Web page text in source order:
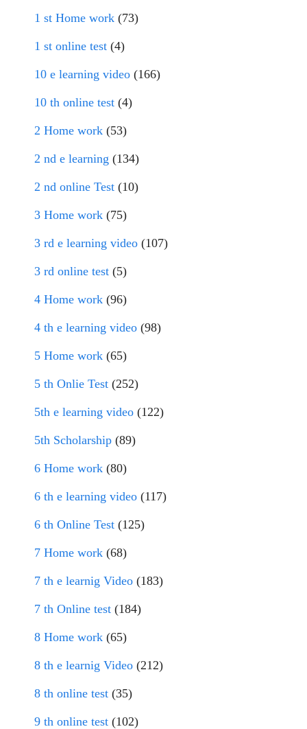
1 st Home work (73)
1 st online test (4)
10 e learning video (166)
10 th online test (4)
2 Home work (53)
2 nd e learning (134)
2 nd online Test (10)
3 Home work (75)
3 rd e learning video (107)
3 rd online test (5)
4 Home work (96)
4 th e learning video (98)
5 Home work (65)
5 th Onlie Test (252)
5th e learning video (122)
5th Scholarship (89)
6 Home work (80)
6 th e learning video (117)
6 th Online Test (125)
7 Home work (68)
7 th e learnig Video (183)
7 th Online test (184)
8 Home work (65)
8 th e learnig Video (212)
8 th online test (35)
9 th online test (102)